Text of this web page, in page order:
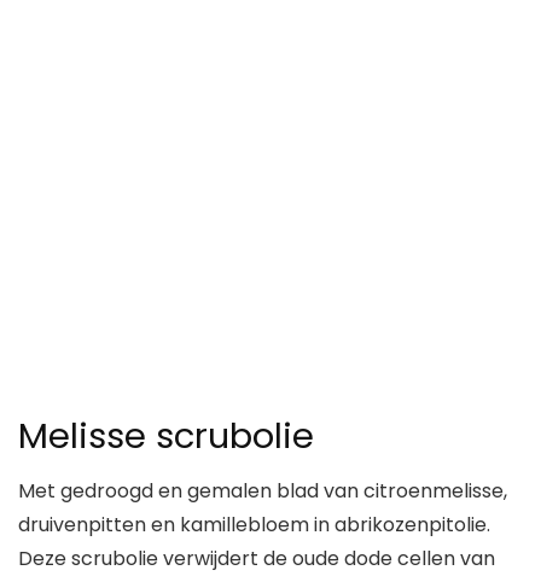
Melisse scrubolie
Met gedroogd en gemalen blad van citroenmelisse,
druivenpitten en kamillebloem in abrikozenpitolie.
Deze scrubolie verwijdert de oude dode cellen van